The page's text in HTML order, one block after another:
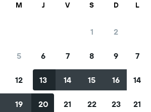
M J V S D
1 2
5 6 7 8 9
12 13 14 15 16
19 20 21 22 23
L
7
14
21